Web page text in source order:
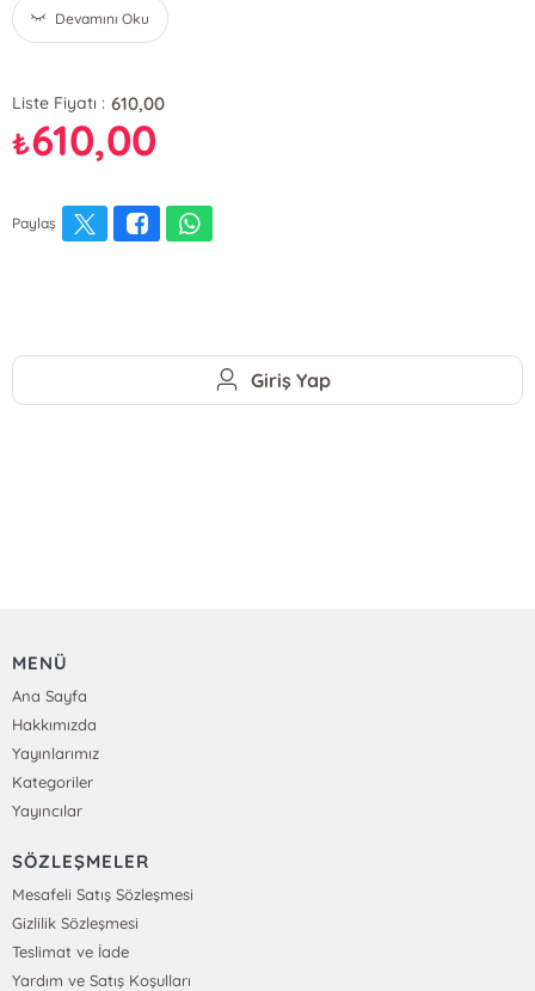
Devamını Oku
Liste Fiyatı : 610,00
₺610,00
Paylaş
Giriş Yap
MENÜ
Ana Sayfa
Hakkımızda
Yayınlarımız
Kategoriler
Yayıncılar
SÖZLEŞMELER
Mesafeli Satış Sözleşmesi
Gizlilik Sözleşmesi
Teslimat ve İade
Yardım ve Satış Koşulları